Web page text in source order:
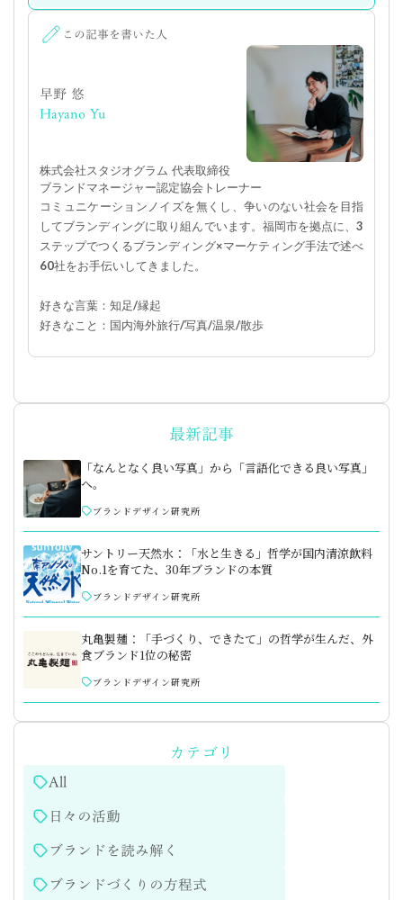
この記事を書いた人
早野 悠
Hayano Yu
株式会社スタジオグラム 代表取締役
ブランドマネージャー認定協会トレーナー
コミュニケーションノイズを無くし、争いのない社会を目指
してブランディングに取り組んでいます。福岡市を拠点に、3
ステップでつくるブランディング×マーケティング手法で述べ
60社をお手伝いしてきました。
好きな言葉：知足/縁起
好きなこと：国内海外旅行/写真/温泉/散歩
カテゴリ
All
日々の活動
ブランドを読み解く
ブランドづくりの方程式
最新記事
「なんとなく良い写真」から「言語化できる良い写真」
へ。
ブランドデザイン研究所
サントリー天然水：「水と生きる」哲学が国内清涼飲料
No.1を育てた、30年ブランドの本質
ブランドデザイン研究所
丸亀製麺：「手づくり、できたて」の哲学が生んだ、外
食ブランド1位の秘密
ブランドデザイン研究所